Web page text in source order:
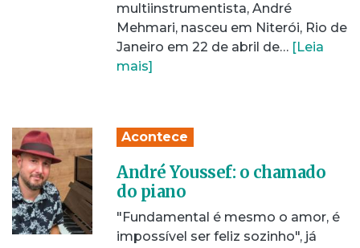
multiinstrumentista, André
Mehmari, nasceu em Niterói, Rio de
Janeiro em 22 de abril de… [Leia
mais]
Acontece
André Youssef: o chamado
do piano
"Fundamental é mesmo o amor, é
impossível ser feliz sozinho", já